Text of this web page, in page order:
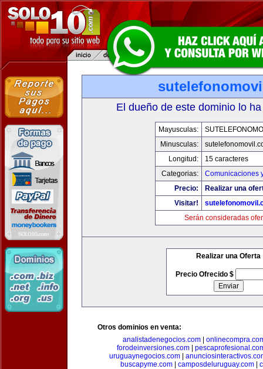
El dueño de este dominio lo
Mayusculas:
Minusculas:
Longitud:
15 caracteres
Categorias:
Comunicaciones
Precio:
Realizar una
Visitar!
Serán consideradas
Realizar una Oferta
Precio Ofrecido $
Otros dominios en venta:
analistadenegocios.com
forodeinversiones.com
uruguaynegocios.com|
buscapyme.com
camposdeluruguay.com